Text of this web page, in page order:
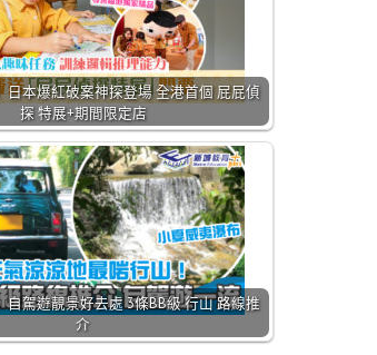
日本爆紅破案神探登場 全港首個 屁屁偵
探 特展+期間限定店
自駕遊靚景好去處 3條BB級 行山 路線推
介